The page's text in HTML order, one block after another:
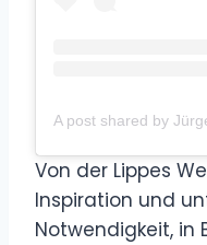
Von der Lippes
Inspiration und
Notwendigkeit, in